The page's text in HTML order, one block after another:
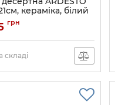
кераміка, білий
грн
складі